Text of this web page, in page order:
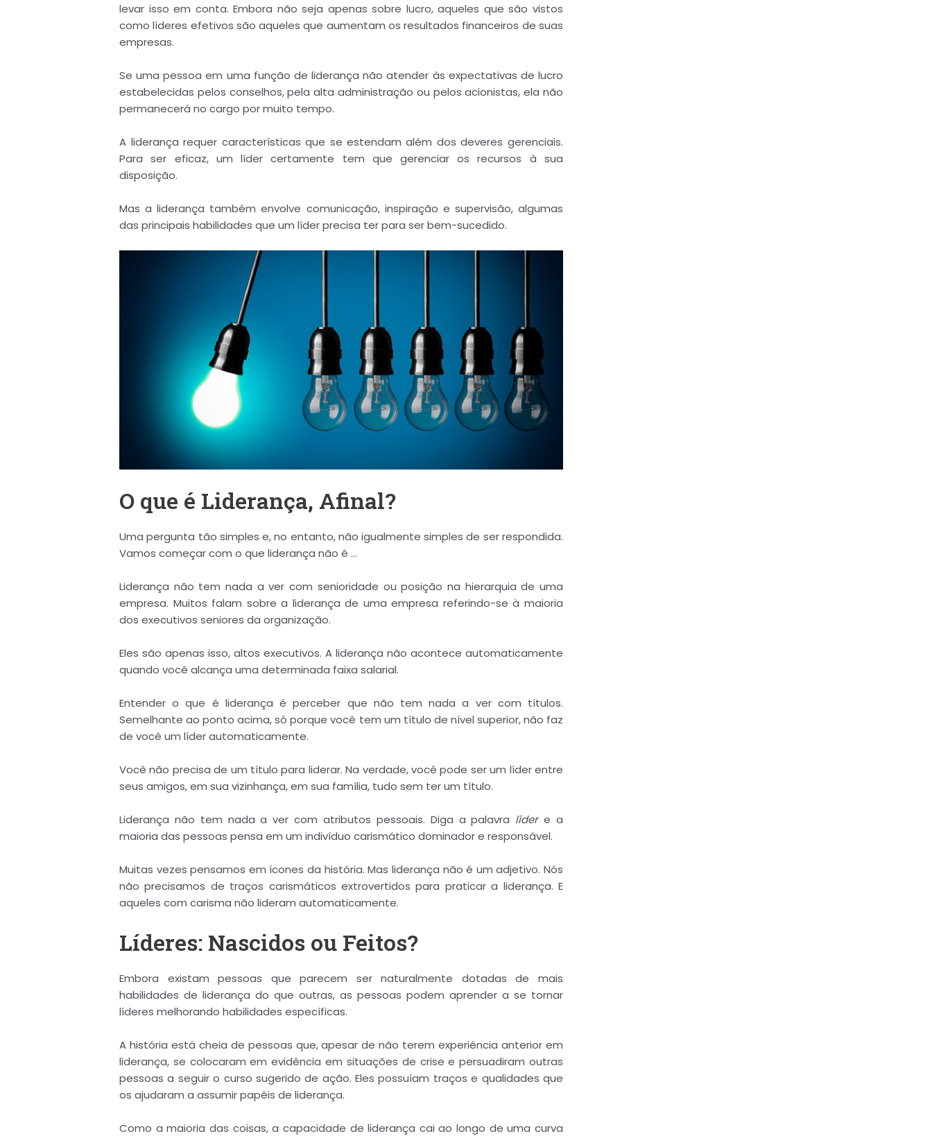
levar isso em conta. Embora não seja apenas sobre lucro, aqueles que são vistos
como líderes efetivos são aqueles que aumentam os resultados financeiros de suas
empresas.
Se uma pessoa em uma função de liderança não atender às expectativas de lucro
estabelecidas pelos conselhos, pela alta administração ou pelos acionistas, ela não
permanecerá no cargo por muito tempo.
A liderança requer características que se estendam além dos deveres gerenciais.
Para ser eficaz, um líder certamente tem que gerenciar os recursos à sua
disposição.
Mas a liderança também envolve comunicação, inspiração e supervisão, algumas
das principais habilidades que um líder precisa ter para ser bem-sucedido.
O que é Liderança, Afinal?
Uma pergunta tão simples e, no entanto, não igualmente simples de ser respondida.
Vamos começar com o que liderança não é …
Liderança não tem nada a ver com senioridade ou posição na hierarquia de uma
empresa. Muitos falam sobre a liderança de uma empresa referindo-se à maioria
dos executivos seniores da organização.
Eles são apenas isso, altos executivos. A liderança não acontece automaticamente
quando você alcança uma determinada faixa salarial.
Entender o que é liderança é perceber que não tem nada a ver com títulos.
Semelhante ao ponto acima, só porque você tem um título de nível superior, não faz
de você um líder automaticamente.
Você não precisa de um título para liderar. Na verdade, você pode ser um líder entre
seus amigos, em sua vizinhança, em sua família, tudo sem ter um título.
Liderança não tem nada a ver com atributos pessoais. Diga a palavra lídere a
maioria das pessoas pensa em um indivíduo carismático dominador e responsável.
Muitas vezes pensamos em ícones da história. Mas liderança não é um adjetivo. Nós
não precisamos de traços carismáticos extrovertidos para praticar a liderança. E
aqueles com carisma não lideram automaticamente.
Líderes: Nascidos ou Feitos?
Embora existam pessoas que parecem ser naturalmente dotadas de mais
habilidades de liderança do que outras, as pessoas podem aprender a se tornar
líderes melhorando habilidades específicas.
A história está cheia de pessoas que, apesar de não terem experiência anterior em
liderança, se colocaram em evidência em situações de crise e persuadiram outras
pessoas a seguir o curso sugerido de ação. Eles possuíam traços e qualidades que
os ajudaram a assumir papéis de liderança.
Como a maioria das coisas, a capacidade de liderança cai ao longo de uma curva
Dificuldade de
Desempenho dos Colaboradores?
Baixe a Planilha de Avaliação de Desempenho!
Download